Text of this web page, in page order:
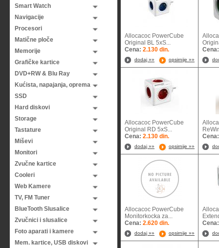
Smart Watch
Navigacije
Procesori
Matične ploče
Memorije
Grafičke kartice
DVD+RW & Blu Ray
Kućista, napajanja, oprema
SSD
Hard diskovi
Storage
Tastature
Miševi
Monitori
Zvučne kartice
Cooleri
Web Kamere
TV, FM Tuner
BlueTooth Slusalice
Zvučnici i slusalice
Foto aparati i kamere
Mem. kartice, USB diskovi
Allocacoc PowerCube
Original BL 5xS...
Cena: 2.130 din.
dodaj »» opsirnije »»
Allocacoc PowerCube
Original RD 5xS...
Cena: 2.130 din.
dodaj »» opsirnije »»
Allocacoc PowerCube
Monitorkocka za...
Cena: 2.620 din.
dodaj »» opsirnije »»